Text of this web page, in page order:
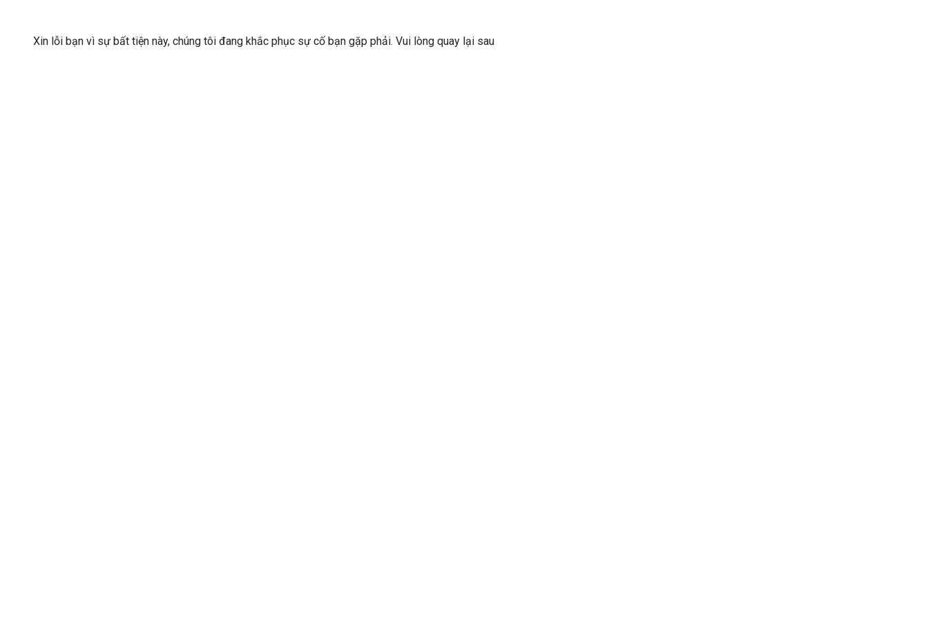
Xin lỗi bạn vì sự bất tiện này, chúng tôi đang khắc phục sự cố bạn gặp phải. Vui lòng quay lại sau